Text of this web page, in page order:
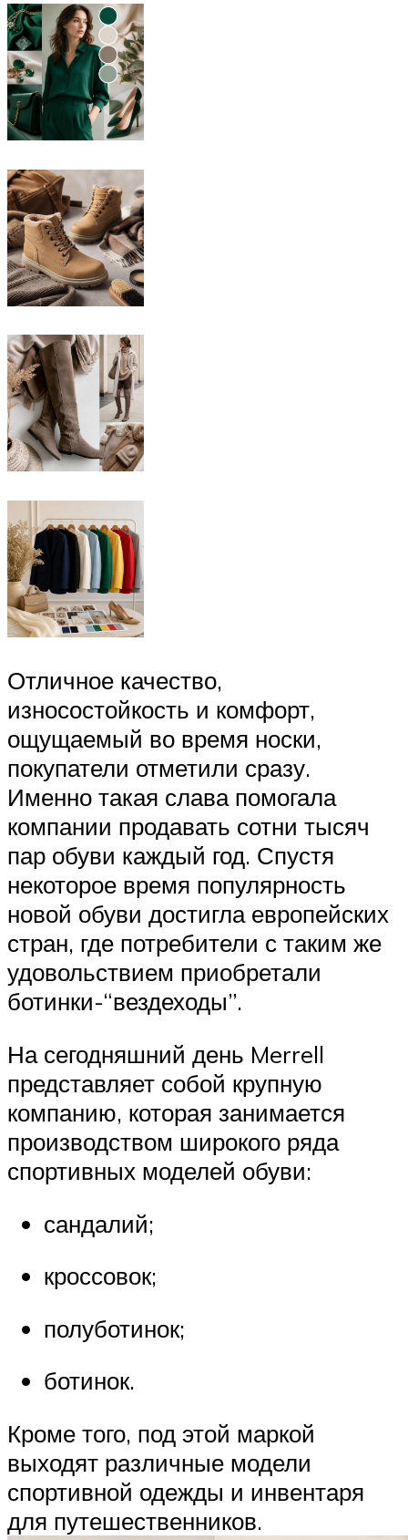
Отличное качество,
износостойкость и комфорт,
ощущаемый во время носки,
покупатели отметили сразу.
Именно такая слава помогала
компании продавать сотни тысяч
пар обуви каждый год. Спустя
некоторое время популярность
новой обуви достигла европейских
стран, где потребители с таким же
удовольствием приобретали
ботинки-“вездеходы”.
На сегодняшний день Merrell
представляет собой крупную
компанию, которая занимается
производством широкого ряда
спортивных моделей обуви:
сандалий;
кроссовок;
полуботинок;
ботинок.
Кроме того, под этой маркой
выходят различные модели
спортивной одежды и инвентаря
для путешественников.